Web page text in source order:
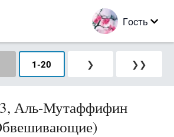
Гость
1-20 ❯ ❯❯
Аль-Мутаффифин